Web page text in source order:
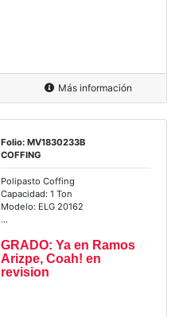
Más información
Folio: MV1830233B
COFFING
Polipasto Coffing
Capacidad: 1 Ton
Modelo: ELG 20162
...
GRADO: Ya en Ramos
Arizpe, Coah! en
revision